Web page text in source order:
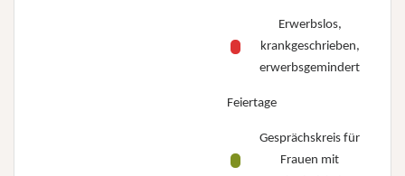
Erwerbslos,
krankgeschrieben,
erwerbsgemindert
Feiertage
Gesprächskreis für
Frauen mit